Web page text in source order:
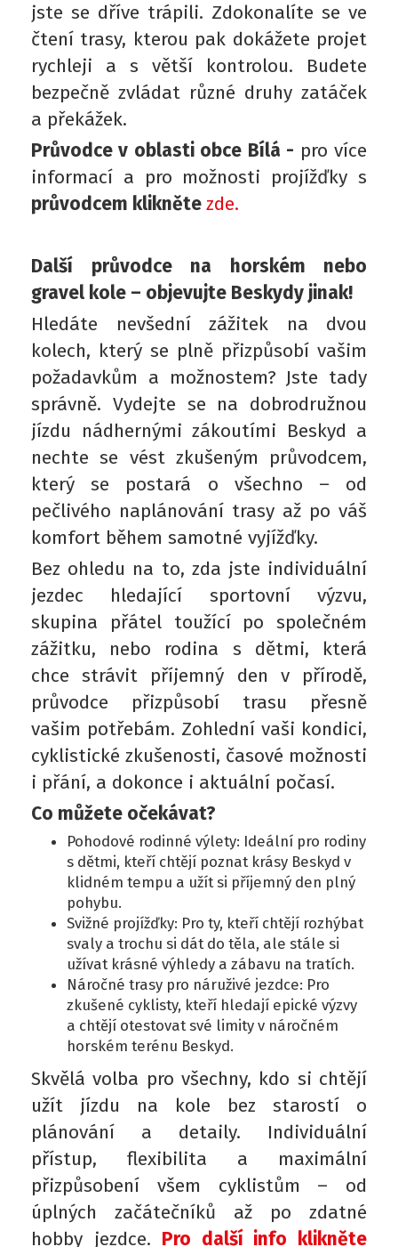
jste se dříve trápili. Zdokonalíte se ve
čtení trasy, kterou pak dokážete projet
rychleji a s větší kontrolou. Budete
bezpečně zvládat různé druhy zatáček
a překážek.
Průvodce v oblasti obce Bílá - pro více
informací a pro možnosti projížďky s
průvodcem kliknětezde.
Další průvodce na horském nebo
gravel kole – objevujte Beskydy jinak!
Hledáte nevšední zážitek na dvou
kolech, který se plně přizpůsobí vašim
požadavkům a možnostem? Jste tady
správně. Vydejte se na dobrodružnou
jízdu nádhernými zákoutími Beskyd a
nechte se vést zkušeným průvodcem,
který se postará o všechno – od
pečlivého naplánování trasy až po váš
komfort během samotné vyjížďky.
Bez ohledu na to, zda jste individuální
jezdec hledající sportovní výzvu,
skupina přátel toužící po společném
zážitku, nebo rodina s dětmi, která
chce strávit příjemný den v přírodě,
průvodce přizpůsobí trasu přesně
vašim potřebám. Zohlední vaši kondici,
cyklistické zkušenosti, časové možnosti
i přání, a dokonce i aktuální počasí.
Co můžete očekávat?
Pohodové rodinné výlety: Ideální pro rodiny
s dětmi, kteří chtějí poznat krásy Beskyd v
klidném tempu a užít si příjemný den plný
pohybu.
Svižné projížďky: Pro ty, kteří chtějí rozhýbat
svaly a trochu si dát do těla, ale stále si
užívat krásné výhledy a zábavu na tratích.
Náročné trasy pro náruživé jezdce: Pro
zkušené cyklisty, kteří hledají epické výzvy
a chtějí otestovat své limity v náročném
horském terénu Beskyd.
Skvělá volba pro všechny, kdo si chtějí
užít jízdu na kole bez starostí o
plánování a detaily. Individuální
přístup, flexibilita a maximální
přizpůsobení všem cyklistům – od
úplných začátečníků až po zdatné
hobby jezdce. Pro další info klikněte